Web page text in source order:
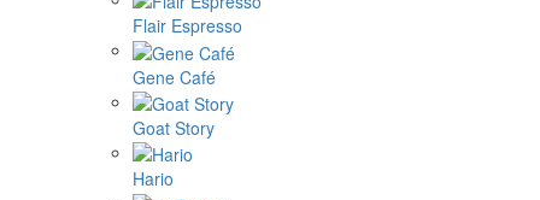
Flair Espresso
Gene Café
Goat Story
Hario